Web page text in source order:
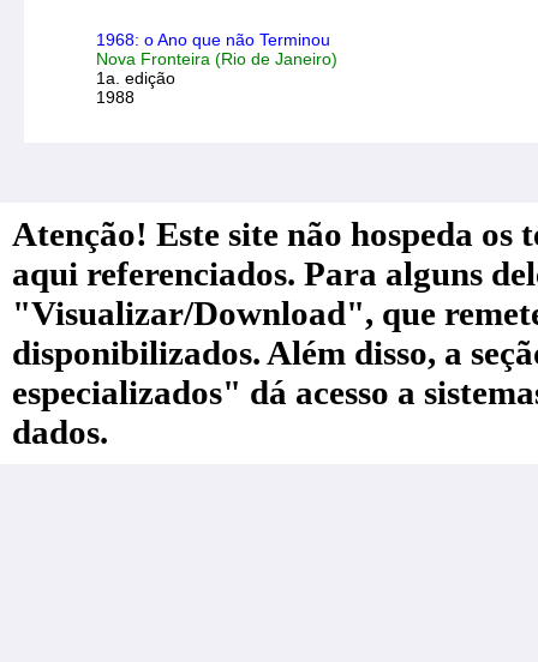
1968: o Ano que não Terminou
Nova Fronteira (Rio de Janeiro)
1a. edição
1988
Atenção! Este site não hospeda
aqui referenciados. Para alguns
"Visualizar/Download", que
disponibilizados. Além disso, a
especializados" dá acesso a
dados.